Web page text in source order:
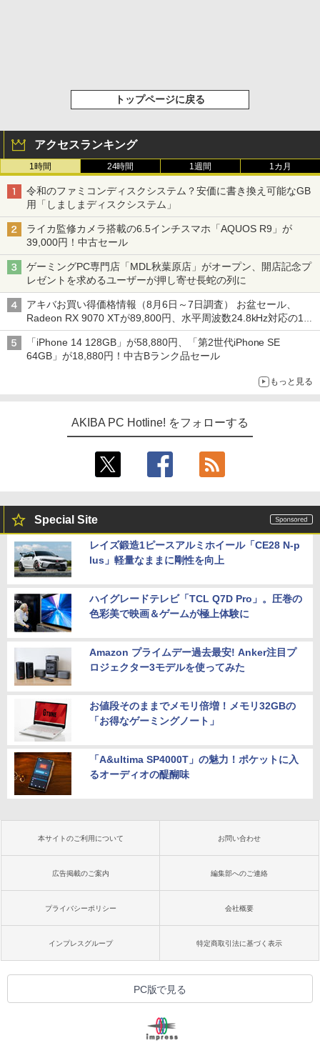
トップページに戻る
アクセスランキング
1時間 24時間 1週間 1カ月
令和のファミコンディスクシステム？安価に書き換え可能なGB
用「しましまディスクシステム」
ライカ監修カメラ搭載の6.5インチスマホ「AQUOS R9」が
39,000円！中古セール
ゲーミングPC専門店「MDL秋葉原店」がオープン、開店記念プ
レゼントを求めるユーザーが押し寄せ長蛇の列に
アキバお買い得価格情報（8月6日～7日調査） お盆セール、
Radeon RX 9070 XTが89,800円、水平周波数24.8kHz対応の17
型モニターが9,801円、暑さ指数連動セール ほか
「iPhone 14 128GB」が58,880円、「第2世代iPhone SE
64GB」が18,880円！中古Bランク品セール
もっと見る
AKIBA PC Hotline! をフォローする
Special Site
レイズ鍛造1ピースアルミホイール「CE28 N-p
lus」軽量なままに剛性を向上
ハイグレードテレビ「TCL Q7D Pro」。圧巻の
色彩美で映画＆ゲームが極上体験に
Amazon プライムデー過去最安! Anker注目プ
ロジェクター3モデルを使ってみた
お値段そのままでメモリ倍増！メモリ32GBの
「お得なゲーミングノート」
「A&ultima SP4000T」の魅力！ポケットに入
るオーディオの醍醐味
本サイトのご利用について お問い合わせ
広告掲載のご案内 編集部へのご連絡
プライバシーポリシー 会社概要
インプレスグループ 特定商取引法に基づく表示
PC版で見る